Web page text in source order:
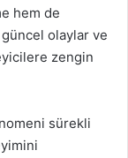
hem de
olaylar ve
zengin
sürekli